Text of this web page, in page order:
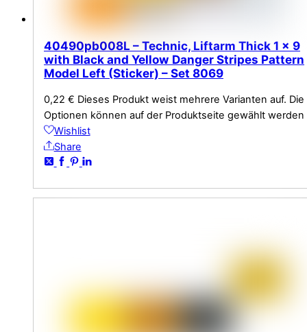
40490pb008L – Technic, Liftarm Thick 1 x 9
with Black and Yellow Danger Stripes Pattern
Model Left (Sticker) – Set 8069
0,22 € Dieses Produkt weist mehrere Varianten auf. Die
Optionen können auf der Produktseite gewählt werden
Wishlist
Share